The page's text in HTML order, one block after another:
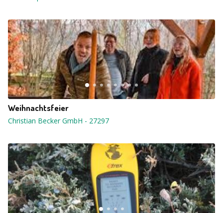
Weihnachtsfeier
Christian Becker GmbH - 27297